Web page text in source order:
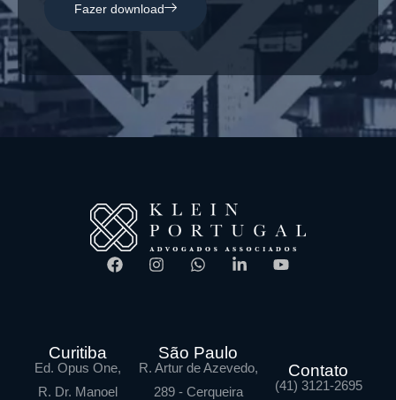
Fazer download
Curitiba
Ed. Opus One,
R. Dr. Manoel
São Paulo
R. Artur de Azevedo,
289 - Cerqueira
Contato
(41) 3121-2695